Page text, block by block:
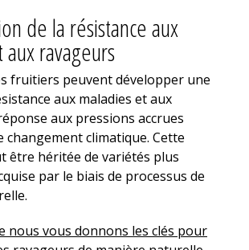
de la résistance aux
ravageurs
fruitiers peuvent développer une
aux maladies et aux
aux pressions accrues
changement climatique. Cette
être héritée de variétés plus
par le biais de processus de
nous vous donnons les clés pour